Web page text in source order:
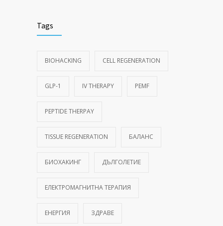
Tags
BIOHACKING CELL REGENERATION
GLP-1 IV THERAPY PEMF
PEPTIDE THERPAY
TISSUE REGENERATION БАЛАНС
БИОХАКИНГ ДЪЛГОЛЕТИЕ
ЕЛЕКТРОМАГНИТНА ТЕРАПИЯ
ЕНЕРГИЯ ЗДРАВЕ